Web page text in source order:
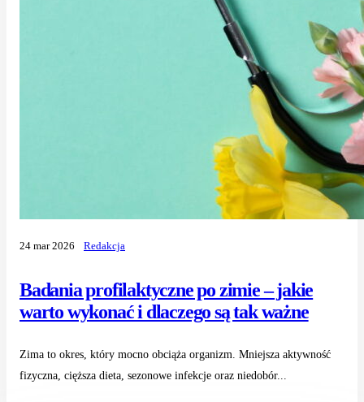
Badania profilaktyczne po zimie – jakie
warto wykonać i dlaczego są tak ważne
24 mar 2026 Redakcja
Zima to okres, który mocno obciąża organizm. Mniejsza aktywność
fizyczna, cięższa dieta, sezonowe infekcje oraz niedobór...